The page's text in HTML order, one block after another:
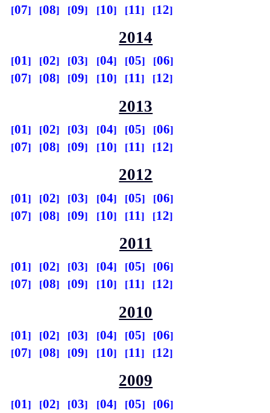
07
08 09 10 11 12
2014
01 02 03 04 05
06
07
08 09 10 11 12
2013
01 02 03 04 05
06
07
08 09 10 11 12
2012
01 02 03 04 05
06
07
08 09 10 11 12
2011
01 02 03 04 05
06
07
08 09 10 11 12
2010
01 02 03 04 05
06
07
08 09 10 11 12
2009
01 02 03 04 05
06